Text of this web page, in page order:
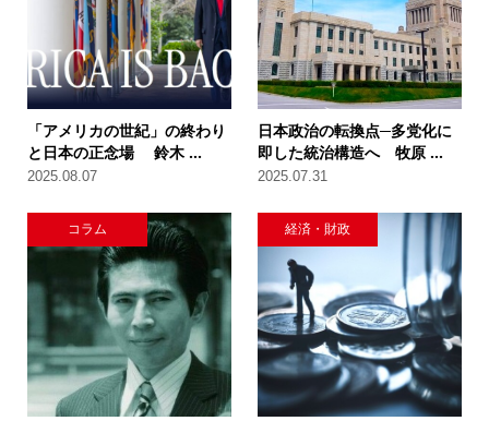
「アメリカの世紀」の終わり
と日本の正念場 鈴木 ...
2025.08.07
日本政治の転換点─多党化に
即した統治構造へ 牧原 ...
2025.07.31
コラム 経済・財政